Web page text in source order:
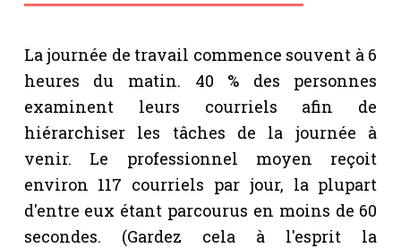
La journée de travail commence souvent à 6
heures du matin. 40 % des personnes
examinent leurs courriels afin de
hiérarchiser les tâches de la journée à
venir. Le professionnel moyen reçoit
environ 117 courriels par jour, la plupart
d'entre eux étant parcourus en moins de 60
secondes. (Gardez cela à l'esprit la